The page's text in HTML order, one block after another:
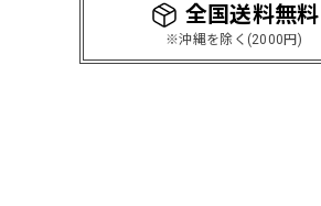
全国送料無料
※沖縄を除く(2000円)